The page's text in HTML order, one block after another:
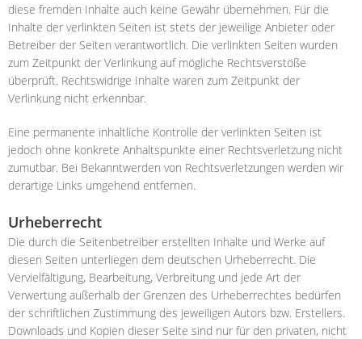
diese fremden Inhalte auch keine Gewähr übernehmen. Für die
Inhalte der verlinkten Seiten ist stets der jeweilige Anbieter oder
Betreiber der Seiten verantwortlich. Die verlinkten Seiten wurden
zum Zeitpunkt der Verlinkung auf mögliche Rechtsverstöße
überprüft. Rechtswidrige Inhalte waren zum Zeitpunkt der
Verlinkung nicht erkennbar.
Eine permanente inhaltliche Kontrolle der verlinkten Seiten ist
jedoch ohne konkrete Anhaltspunkte einer Rechtsverletzung nicht
zumutbar. Bei Bekanntwerden von Rechtsverletzungen werden wir
derartige Links umgehend entfernen.
Urheberrecht
Die durch die Seitenbetreiber erstellten Inhalte und Werke auf
diesen Seiten unterliegen dem deutschen Urheberrecht. Die
Vervielfältigung, Bearbeitung, Verbreitung und jede Art der
Verwertung außerhalb der Grenzen des Urheberrechtes bedürfen
der schriftlichen Zustimmung des jeweiligen Autors bzw. Erstellers.
Downloads und Kopien dieser Seite sind nur für den privaten, nicht